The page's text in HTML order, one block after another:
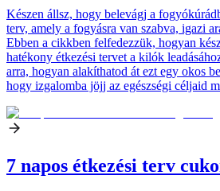
Készen állsz, hogy belevágj a
terv, amely a fogyásra van szabva, igazi
Ebben a cikkben felfedezzük, hogyan
hatékony étkezési tervet a kilók
arra, hogyan alakíthatod át ezt egy okos
hogy izgalomba jöjj az egészségi céljaid
7 napos étkezési terv